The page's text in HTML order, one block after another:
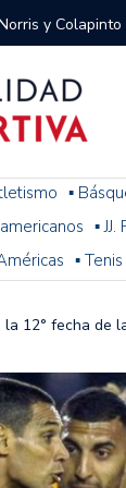
y
de Barracas
una nueva
el Torneo
Colapinto giró
le ganó a
penal de Sosa
▪
▪
▪ Tenis
12° fecha de